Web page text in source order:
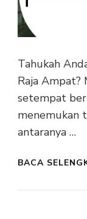
Tahukah
Raja
setempat
menemukan
antaranya …
BACA